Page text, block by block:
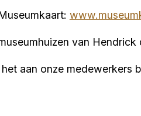
van Hendrick
aan onze medewerkers